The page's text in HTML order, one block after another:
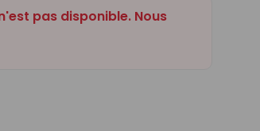
pas disponible. Nous